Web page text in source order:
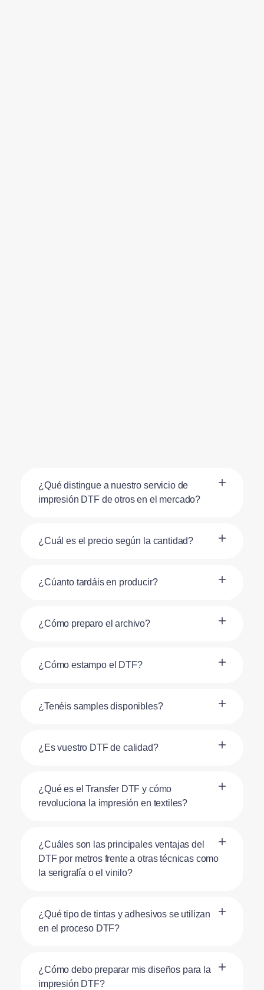
¿Qué distingue a nuestro servicio de
impresión DTF de otros en el mercado?
¿Cuál es el precio según la cantidad?
¿Cúanto tardáis en producir?
¿Cómo preparo el archivo?
¿Cómo estampo el DTF?
¿Tenéis samples disponibles?
¿Es vuestro DTF de calidad?
¿Qué es el Transfer DTF y cómo
revoluciona la impresión en textiles?
¿Cuáles son las principales ventajas del
DTF por metros frente a otras técnicas como
la serigrafía o el vinilo?
¿Qué tipo de tintas y adhesivos se utilizan
en el proceso DTF?
¿Cómo debo preparar mis diseños para la
impresión DTF?